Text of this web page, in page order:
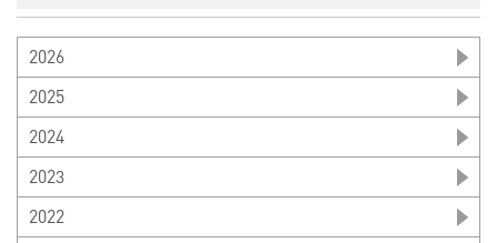
2026
2025
2024
2023
2022